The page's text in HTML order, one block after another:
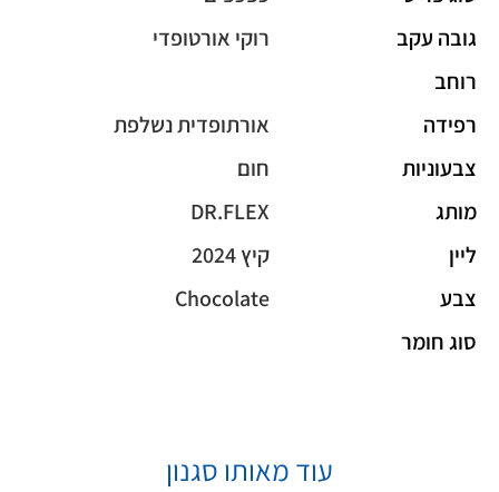
גובה עקב
רוקי אורטופדי
רוחב
רפידה
אורתופדית נשלפת
צבעוניות
חום
מותג
DR.FLEX
ליין
קיץ 2024
צבע
Chocolate
סוג חומר
עוד מאותו סגנון